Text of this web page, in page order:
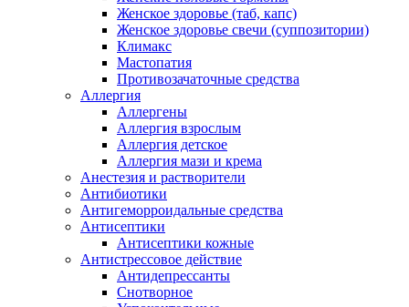
Женское здоровье (таб, капс)
Женское здоровье свечи (суппозитории)
Климакс
Мастопатия
Противозачаточные средства
Аллергия
Аллергены
Аллергия взрослым
Аллергия детское
Аллергия мази и крема
Анестезия и растворители
Антибиотики
Антигеморроидальные средства
Антисептики
Антисептики кожные
Антистрессовое действие
Антидепрессанты
Снотворное